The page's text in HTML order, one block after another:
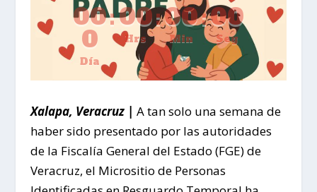
00
0
Día
:00
Hrs
:00
Min
:00
Seg
Xalapa, Veracruz | A tan solo una semana de
haber sido presentado por las autoridades
de la Fiscalía General del Estado (FGE) de
Veracruz, el Micrositio de Personas